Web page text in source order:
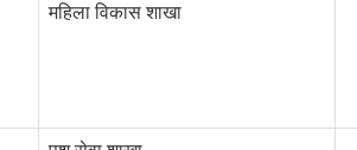
महिला विकास शाखा